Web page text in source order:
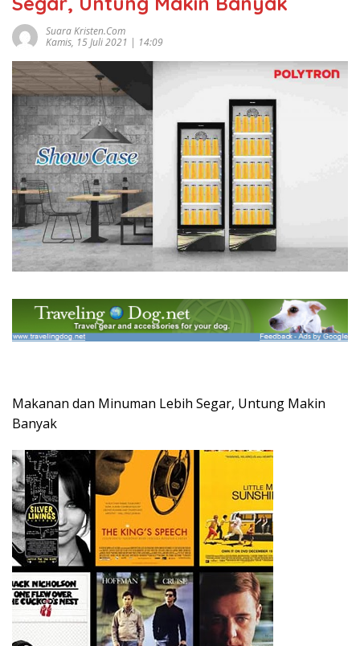
Suara Kristen.com
Kamis, 15 Juli 2021 | 14:09
Makanan dan Minuman Lebih Segar, Untung Makin
Banyak